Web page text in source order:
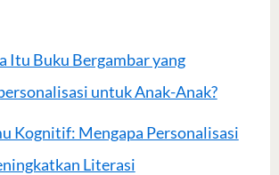
Itu Buku Bergambar yang
untuk Anak-Anak?
Kognitif: Mengapa Personalisasi
Literasi